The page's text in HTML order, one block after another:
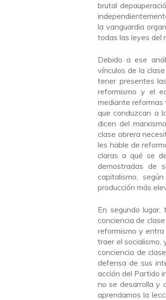
brutal
la vanguardia
todas las leyes del
Debido a ese
vínculos de la
tener presentes
reformismo y el
mediante reformas
que conduzcan a
dicen del
clase obrera
les hable de
claras a qué se
demostradas de
capitalismo,
producción más
En segundo lugar,
conciencia de
reformismo y
traer el socialismo,
conciencia de
defensa de sus
acción del Partido
no se desarrolla y
aprendamos la